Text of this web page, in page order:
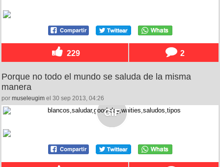
229 2
Porque no todo el mundo se saluda de la misma
manera
por museleugim el 30 sep 2013, 04:26